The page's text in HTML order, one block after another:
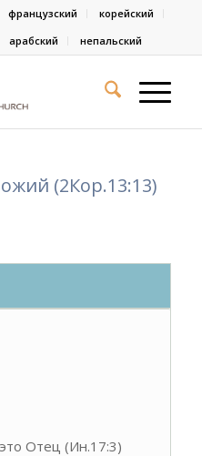
французский
корейский
арабский непальский
(2Кор.13:13)
Отец (Ин.17:3)